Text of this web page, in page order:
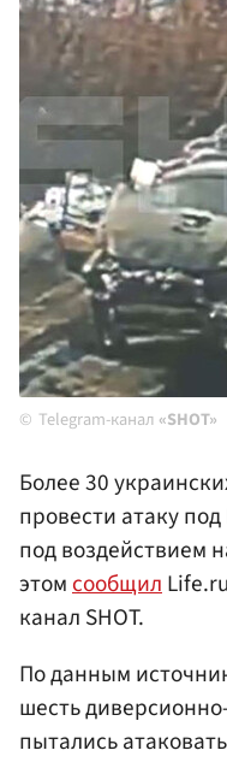
Telegram-канал «SHOT»
Более 30
провести атаку
под воздействием
этомсообщил
канал SHOT.
По данным
шесть
пытались